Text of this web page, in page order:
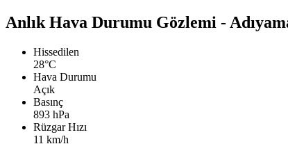
Anlık Hava Durumu Gözlemi -
Hissedilen
28°C
Hava Durumu
Açık
Basınç
893 hPa
Rüzgar Hızı
11 km/h